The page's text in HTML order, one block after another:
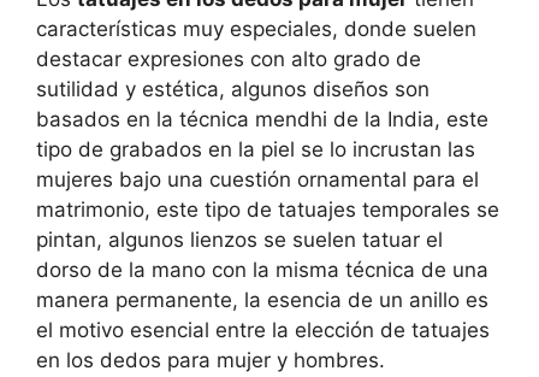
características muy especiales, donde suelen
destacar expresiones con alto grado de
sutilidad y estética, algunos diseños son
basados en la técnica mendhi de la India, este
tipo de grabados en la piel se lo incrustan las
mujeres bajo una cuestión ornamental para el
matrimonio, este tipo de tatuajes temporales se
pintan, algunos lienzos se suelen tatuar el
dorso de la mano con la misma técnica de una
manera permanente, la esencia de un anillo es
el motivo esencial entre la elección de tatuajes
en los dedos para mujer y hombres.